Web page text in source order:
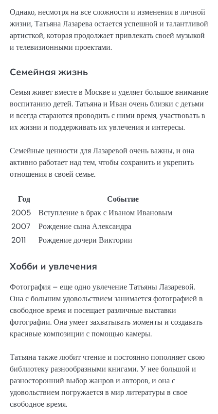
Однако, несмотря на все сложности и изменения в личной
жизни, Татьяна Лазарева остается успешной и талантливой
артисткой, которая продолжает привлекать своей музыкой
и телевизионными проектами.
Семейная жизнь
Семья живет вместе в Москве и уделяет большое внимание
воспитанию детей. Татьяна и Иван очень близки с детьми
и всегда стараются проводить с ними время, участвовать в
их жизни и поддерживать их увлечения и интересы.
Семейные ценности для Лазаревой очень важны, и она
активно работает над тем, чтобы сохранить и укрепить
отношения в своей семье.
Год
Событие
2005
Вступление в брак с Иваном Ивановым
2007
Рождение сына Александра
2011
Рождение дочери Виктории
Хобби и увлечения
Фотография – еще одно увлечение Татьяны Лазаревой.
Она с большим удовольствием занимается фотографией в
свободное время и посещает различные выставки
фотографии. Она умеет захватывать моменты и создавать
красивые композиции с помощью камеры.
Татьяна также любит чтение и постоянно пополняет свою
библиотеку разнообразными книгами. У нее большой и
разносторонний выбор жанров и авторов, и она с
удовольствием погружается в мир литературы в свое
свободное время.